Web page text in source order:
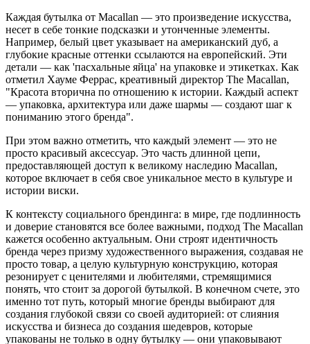
Каждая бутылка от Macallan — это произведение искусства,
несет в себе тонкие подсказки и утонченные элементы.
Например, белый цвет указывает на американский дуб, а
глубокие красные оттенки ссылаются на европейский. Эти
детали — как 'пасхальные яйца' на упаковке и этикетках. Как
отметил Хауме Феррас, креативный директор The Macallan,
"Красота вторична по отношению к истории. Каждый аспект
— упаковка, архитектура или даже шармы — создают шаг к
пониманию этого бренда".
При этом важно отметить, что каждый элемент — это не
просто красивый аксессуар. Это часть длинной цепи,
предоставляющей доступ к великому наследию Macallan,
которое включает в себя свое уникальное место в культуре и
истории виски.
К контексту социального брендинга: в мире, где подлинность
и доверие становятся все более важными, подход The Macallan
кажется особенно актуальным. Они строят идентичность
бренда через призму художественного выражения, создавая не
просто товар, а целую культурную конструкцию, которая
резонирует с ценителями и любителями, стремящимися
понять, что стоит за дорогой бутылкой. В конечном счете, это
именно тот путь, который многие бренды выбирают для
создания глубокой связи со своей аудиторией: от слияния
искусства и бизнеса до создания шедевров, которые
упакованы не только в одну бутылку — они упаковывают